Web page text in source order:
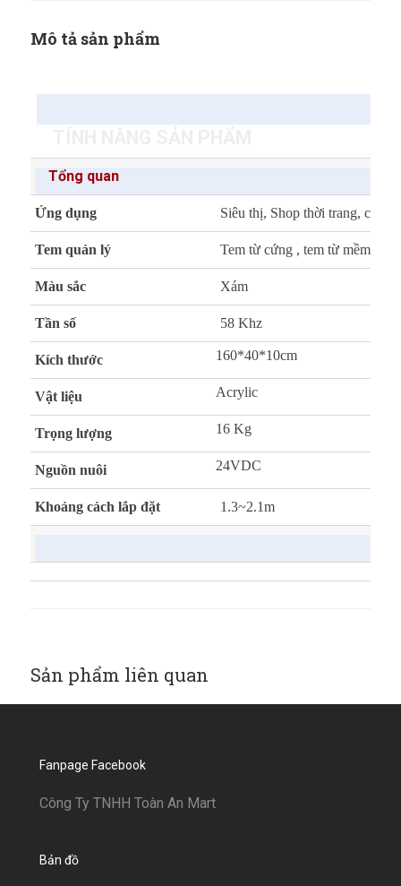
Mô tả sản phẩm
Tổng quan
Ứng dụng Siêu thị, Shop thời trang, cửa
Tem quản lý Tem từ cứng , tem từ mềm
Màu sắc Xám
Tần số 58 Khz
Kích thước 160*40*10cm
Vật liệu Acrylic
Trọng lượng 16 Kg
Nguồn nuôi 24VDC
Khoảng cách lắp đặt 1.3~2.1m
Sản phẩm liên quan
Fanpage Facebook
Công Ty TNHH Toàn An Mart
Bản đồ